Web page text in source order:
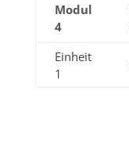
Modul
4
Einheit
1